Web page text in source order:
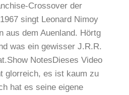
Crossover der
singt Leonard Nimoy
aus dem Auenland. Hörtg
was ein gewisser J.R.R.
NotesDieses Video
glorreich, es ist kaum zu
hat es seine eigene